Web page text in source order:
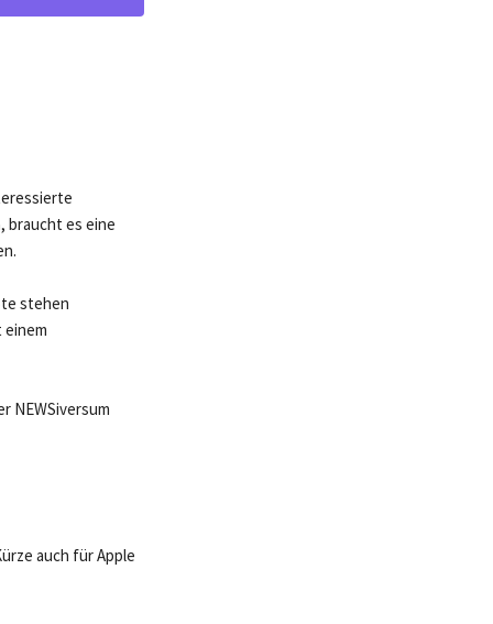
braucht es eine
stehen
NEWSiversum
auch für Apple